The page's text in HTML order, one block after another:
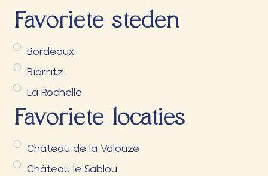
Favoriete steden
Bordeaux
Biarritz
La Rochelle
Favoriete locaties
Château de la Valouze
Château le Sablou